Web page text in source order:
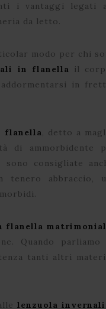
i vantaggi legati
da letto.
modo per chi
in flanella il
in
flanella, detto a
di ammorbidente
consigliate
abbraccio,
flanella
Quando
tanti altri
lenzuola invernali